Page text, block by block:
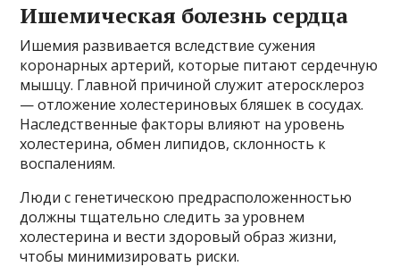
Ишемическая болезнь сердца
Ишемия развивается вследствие сужения
коронарных артерий, которые питают сердечную
мышцу. Главной причиной служит атеросклероз
— отложение холестериновых бляшек в сосудах.
Наследственные факторы влияют на уровень
холестерина, обмен липидов, склонность к
воспалениям.
Люди с генетическою предрасположенностью
должны тщательно следить за уровнем
холестерина и вести здоровый образ жизни,
чтобы минимизировать риски.